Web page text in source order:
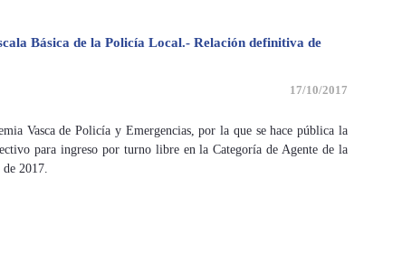
Básica de la Policía Local.- Relación definitiva de
17/10/2017
Vasca de Policía y Emergencias, por la que se hace pública la
para ingreso por turno libre en la Categoría de Agente de la
2017.